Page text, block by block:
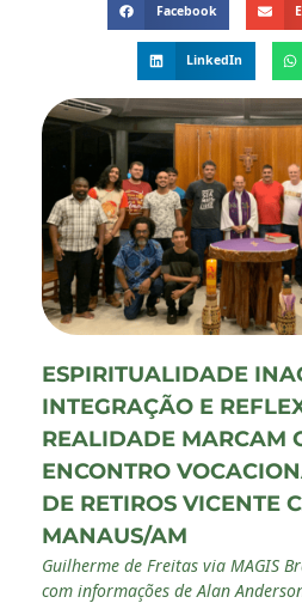
Facebook
LinkedIn
ESPIRITUALIDADE
INTEGRAÇÃO E
REALIDADE MARCAM
ENCONTRO
DE RETIROS VICENTE
MANAUS/AM
Guilherme de Freitas via MAGIS
com informações de Alan